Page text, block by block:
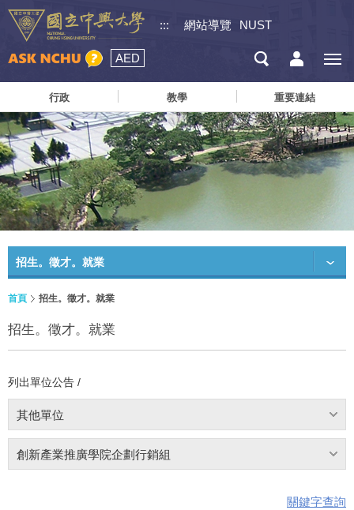
::: 網站導覽 NUST
AED
行政 教學 重要連結
招生。徵才。就業
首頁 招生。徵才。就業
招生。徵才。就業
列出單位公告 /
其他單位
創新產業推廣學院企劃行銷組
關鍵字查詢